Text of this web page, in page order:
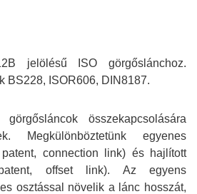
jelölésű ISO görgőslánchoz.
BS228, ISOR606, DIN8187.
összekapcsolására
Megkülönböztetünk egyenes
connection link) és hajlított
offset link). Az egyens
osztással növelik a lánc hosszát,